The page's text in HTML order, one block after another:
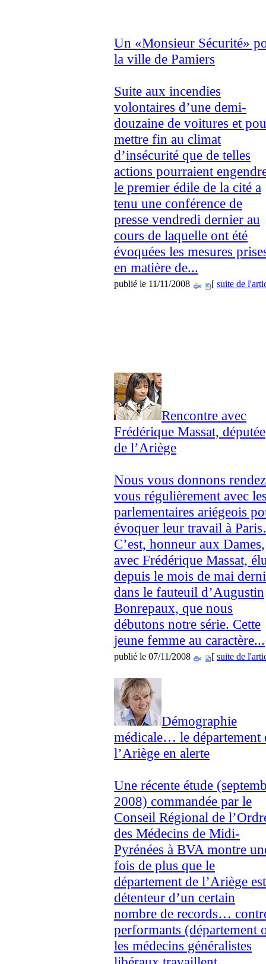
Un «Monsieur Sécurité»
la ville de Pamiers
Suite aux incendies
volontaires d’une demi-
douzaine de voitures et
mettre fin au climat
d’insécurité que de telles
actions pourraient
le premier édile de la cité a
tenu une conférence de
presse vendredi dernier au
cours de laquelle ont été
évoquées les mesures
en matière de...
publié le 11/11/2008 [ suite de
Rencontre avec
Frédérique Massat, députée
de l’Ariège
Nous vous donnons
vous régulièrement avec
parlementaires ariégeois
évoquer leur travail à
C’est, honneur aux Dames,
avec Frédérique Massat,
depuis le mois de mai
dans le fauteuil d’Augustin
Bonrepaux, que nous
débutons notre série. Cette
jeune femme au caractère...
publié le 07/11/2008 [ suite de
Démographie
médicale… le département
l’Ariège en alerte
Une récente étude
2008) commandée par le
Conseil Régional de
des Médecins de Midi-
Pyrénées à BVA montre
fois de plus que le
département de l’Ariège est
détenteur d’un certain
nombre de records…
performants (département
les médecins généralistes